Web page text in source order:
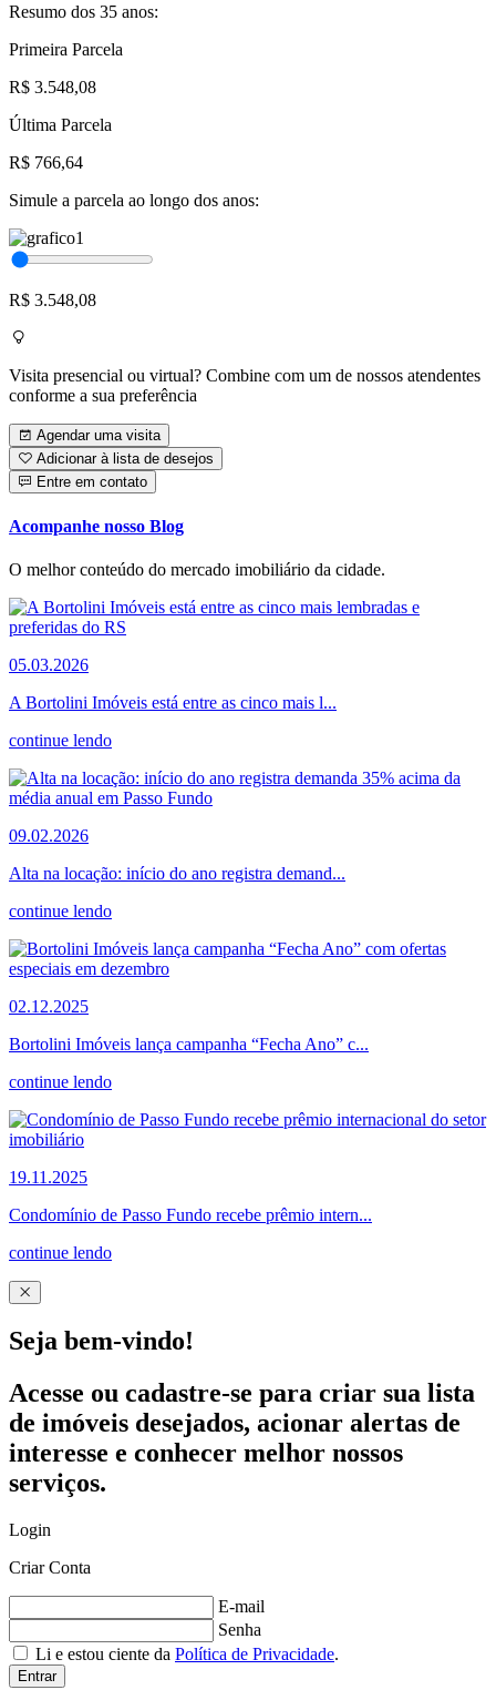
Resumo dos 35 anos:
Primeira Parcela
R$ 3.548,08
Última Parcela
R$ 766,64
Simule a parcela ao longo dos anos:
R$ 3.548,08
Visita presencial ou virtual? Combine com um de nossos atendentes
conforme a sua preferência
Agendar uma visita
Adicionar à lista de desejos
Entre em contato
Acompanhe nosso Blog
O melhor conteúdo do mercado imobiliário da cidade.
05.03.2026
A Bortolini Imóveis está entre as cinco mais l...
continue lendo
09.02.2026
Alta na locação: início do ano registra demand...
continue lendo
02.12.2025
Bortolini Imóveis lança campanha “Fecha Ano” c...
continue lendo
19.11.2025
Condomínio de Passo Fundo recebe prêmio intern...
continue lendo
Seja bem-vindo!
Acesse ou cadastre-se para criar sua lista
de imóveis desejados, acionar alertas de
interesse e conhecer melhor nossos
serviços.
Login
Criar Conta
E-mail
Senha
Li e estou ciente da Política de Privacidade.
Entrar